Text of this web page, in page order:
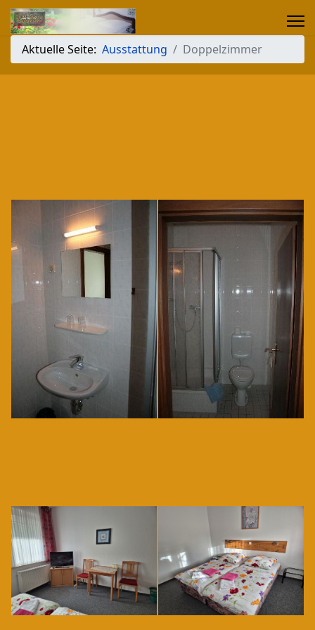
Aktuelle Seite: Ausstattung Doppelzimmer